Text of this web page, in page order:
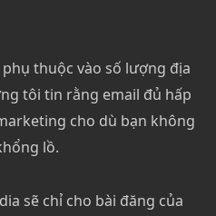
thuộc vào số lượng địa
tôi tin rằng email đủ hấp
cho dù bạn không
lồ.
sẽ chỉ cho bài đăng của